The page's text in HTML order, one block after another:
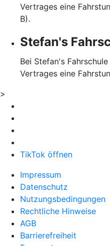
Vertrages eine
B).
Stefan's
Bei Stefan's
Vertrages eine
>
TikTok öffnen
Impressum
Datenschutz
Nutzungsbedingungen
Rechtliche Hinweise
AGB
Barrierefreiheit